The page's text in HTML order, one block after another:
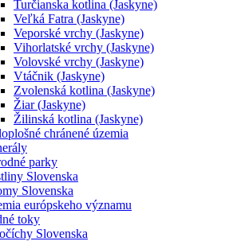
Turčianska kotlina (Jaskyne)
Veľká Fatra (Jaskyne)
Veporské vrchy (Jaskyne)
Vihorlatské vrchy (Jaskyne)
Volovské vrchy (Jaskyne)
Vtáčnik (Jaskyne)
Zvolenská kotlina (Jaskyne)
Žiar (Jaskyne)
Žilinská kotlina (Jaskyne)
chránené územia
parky
Slovenska
Slovenska
európskeho významu
toky
Slovenska